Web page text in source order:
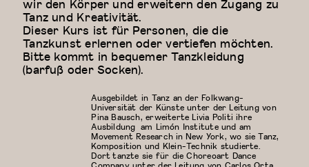
wir den Körper und erweitern den Zugang zu
Tanz und Kreativität.
Dieser Kurs ist für Personen, die die
Tanzkunst erlernen oder vertiefen möchten.
Bitte kommt in bequemer Tanzkleidung
(barfuß oder Socken).
Ausgebildet in Tanz an der Folkwang-
Universität der Künste unter der Leitung von
Pina Bausch, erweiterte Livia Politi ihre
Ausbildung am Limón Institute und am
Movement Research in New York, wo sie Tanz,
Komposition und Klein-Technik studierte.
Dort tanzte sie für die Choreoart Dance